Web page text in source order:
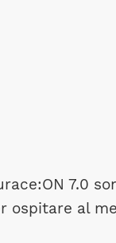
7.0
ospitare al